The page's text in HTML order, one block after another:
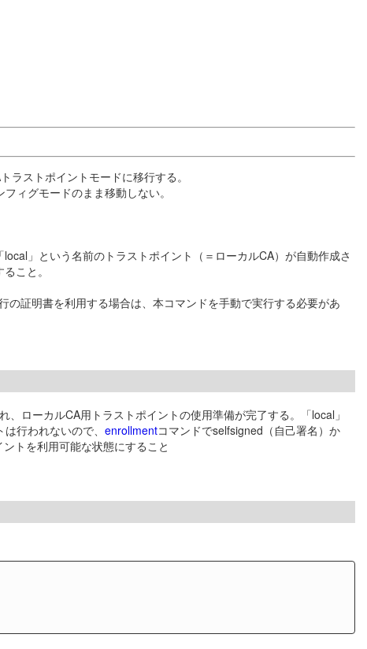
ラストポイントモードに移行する。
ィグモードのまま移動しない。
」という名前のトラストポイント（＝ローカルCA）が自動作成さ
こと。
証明書を利用する場合は、本コマンドを手動で実行する必要があ
ローカルCA用トラストポイントの使用準備が完了する。「local」
行われないので、 enrollmentコマンドでselfsigned（自己署名）か
トを利用可能な状態にすること